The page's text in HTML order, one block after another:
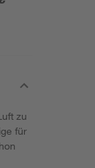
zu
für